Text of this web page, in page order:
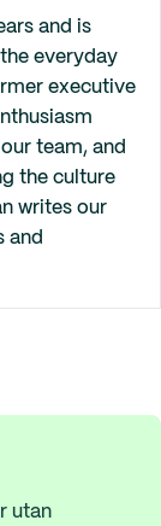
and is
everyday
executive
team, and
the culture
writes our
and
utan